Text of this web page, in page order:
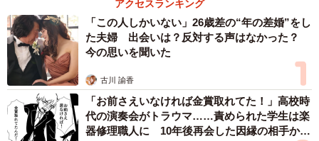
アクセスランキング
「この人しかいない」26歳差の“年の差婚”をし
た夫婦 出会いは？反対する声はなかった？
今の思いを聞いた
古川 諭香
「お前さえいなければ金賞取れてた！」高校時
代の演奏会がトラウマ……責められた学生は楽
器修理職人に 10年後再会した因縁の相手から